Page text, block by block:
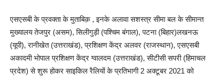
एसएसबी के प्रवक्ता के मुताबिक़ , इनके अलावा सशस्त्र सीमा बल के सीमान्त
मुख्यालय तेजपुर (असम), सिलीगुड़ी (पश्चिम बंगाल), पटना (बिहार)लखनऊ
(यूपी), रानीखेत (उत्तराखंड), प्रशिक्षण केंद्र अलवर (राजस्थान), एसएसबी
अकादमी भोपाल प्रशिक्षण केंद्र ग्वालदम (उत्तराखंड), सीटीसी सपरी (हिमाचल
प्रदेश) से शुरू होकर साइकिल रैलियों के प्रतिभागी 2 अक्टूबर 2021 को